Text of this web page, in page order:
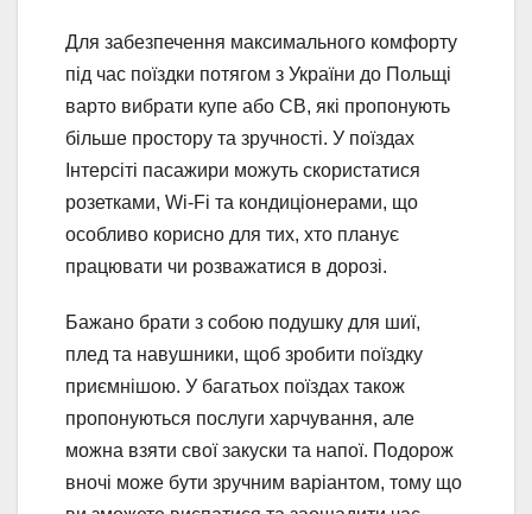
Для забезпечення максимального комфорту
під час поїздки потягом з України до Польщі
варто вибрати купе або СВ, які пропонують
більше простору та зручності. У поїздах
Інтерсіті пасажири можуть скористатися
розетками, Wi-Fi та кондиціонерами, що
особливо корисно для тих, хто планує
працювати чи розважатися в дорозі.
Бажано брати з собою подушку для шиї,
плед та навушники, щоб зробити поїздку
приємнішою. У багатьох поїздах також
пропонуються послуги харчування, але
можна взяти свої закуски та напої. Подорож
вночі може бути зручним варіантом, тому що